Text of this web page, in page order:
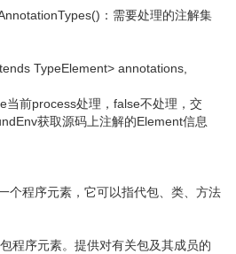
：需要处理的注解集
TypeElement> annotations,
当前process处理，false不处理，交
获取源码上注解的Element信息
个程序元素，它可以指代包、类、方法
程序元素。提供对有关包及其成员的